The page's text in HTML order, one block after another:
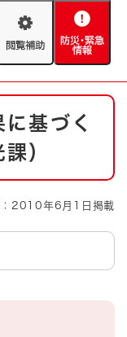
閲
助
防
緊
情
消防
置箇所
基づく
）
：2010年6月1日掲載